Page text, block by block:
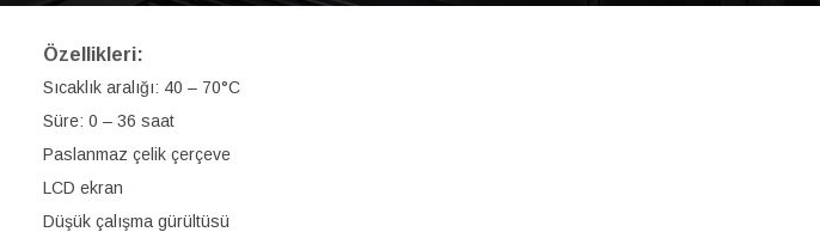
Özellikleri:
Sıcaklık aralığı: 40 – 70°C
Süre: 0 – 36 saat
Paslanmaz çelik çerçeve
LCD ekran
Düşük çalışma gürültüsü